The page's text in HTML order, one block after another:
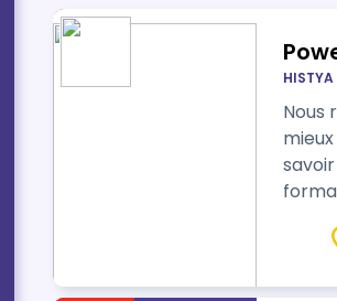
HISTYA
Nous
mieux aux
formation. La formation se conclura par